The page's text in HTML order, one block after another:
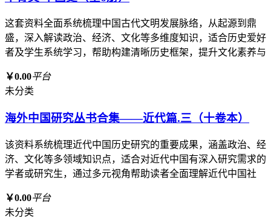
这套资料全面系统梳理中国古代文明发展脉络，从起源到鼎
盛，深入解读政治、经济、文化等多维度知识，适合历史爱好
者及学生系统学习，帮助构建清晰历史框架，提升文化素养与
￥0.00平台
未分类
海外中国研究丛书合集——近代篇.三（十卷本）
该资料系统梳理近代中国历史研究的重要成果，涵盖政治、经
济、文化等多领域知识点，适合对近代中国有深入研究需求的
学者或研究生，通过多元视角帮助读者全面理解近代中国社
￥0.00平台
未分类